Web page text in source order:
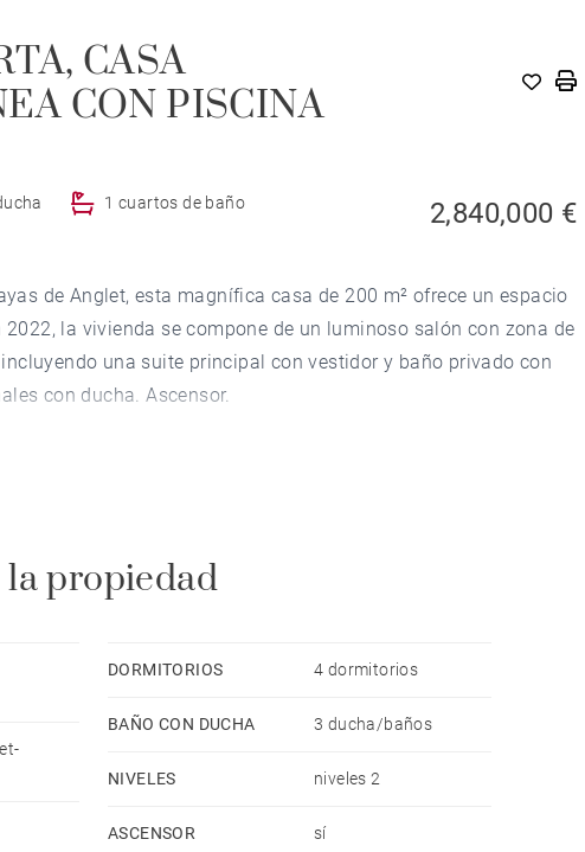
CASA
CON PISCINA
1 cuartos de baño 2,840,000 €
de Anglet, esta magnífica casa de 200 m² ofrece un espacio
la vivienda se compone de un luminoso salón con zona de
una suite principal con vestidor y baño privado con
con ducha. Ascensor.
revela una pista de petanca, así como una cocina de verano.
de 33 m² con acceso independiente desde el exterior y terraza
Acabados de alta calidad, aire acondicionado
propiedad
DORMITORIOS 4 dormitorios
BAÑO CON DUCHA 3 ducha/baños
NIVELES niveles 2
ASCENSOR sí